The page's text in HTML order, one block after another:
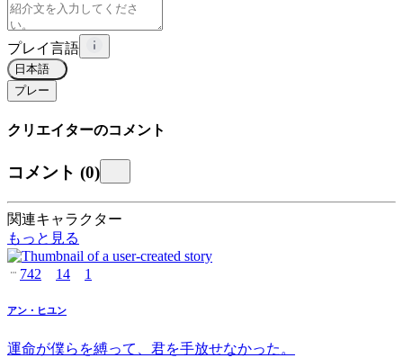
プレイ言語
日本語
プレー
クリエイターのコメント
コメント (0)
関連キャラクター
もっと見る
742 14 1
アン・ヒユン
運命が僕らを縛って、君を手放せなかった。